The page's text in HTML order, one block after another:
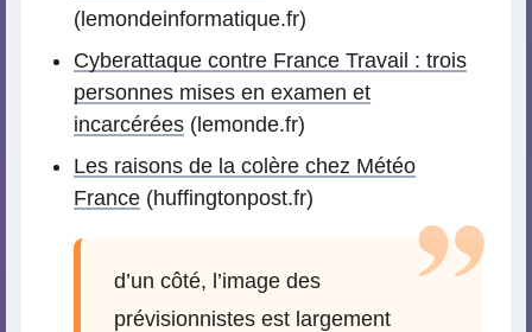
(lemondeinformatique.fr)
Cyberattaque contre France Travail : trois
personnes mises en examen et
incarcérées (lemonde.fr)
Les raisons de la colère chez Météo
France (huffingtonpost.fr)
d’un côté, l’image des
prévisionnistes est largement